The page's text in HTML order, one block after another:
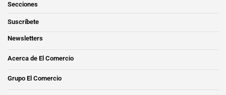
Secciones
Suscríbete
Newsletters
Acerca de El Comercio
Grupo El Comercio